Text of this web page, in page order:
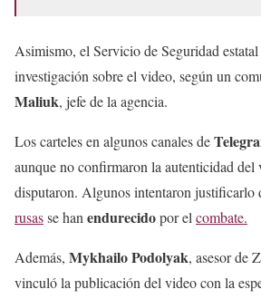
Asimismo, el Servicio de Seguridad
investigación sobre el video, según un
Maliuk, jefe de la agencia.
Los carteles en algunos canales de
aunque no confirmaron la autenticidad del
disputaron. Algunos intentaron justificarlo
rusasse han endurecidopor el combate.
Además, Mykhailo Podolyak, asesor de
vinculó la publicación del video con la